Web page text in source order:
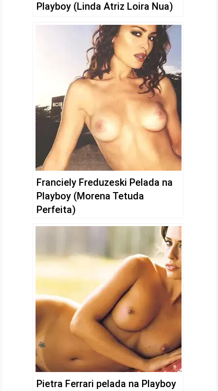
Playboy (Linda Atriz Loira Nua)
Franciely Freduzeski Pelada na
Playboy (Morena Tetuda
Perfeita)
Pietra Ferrari pelada na Playboy